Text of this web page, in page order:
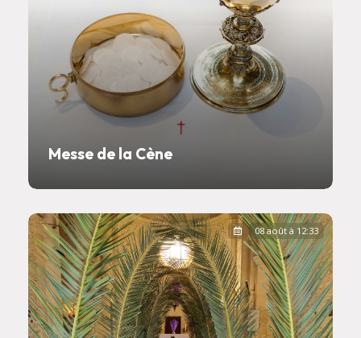
Messe de la Cène
08 août à 12:33